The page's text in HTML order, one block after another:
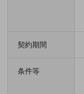
契約期間
条件等